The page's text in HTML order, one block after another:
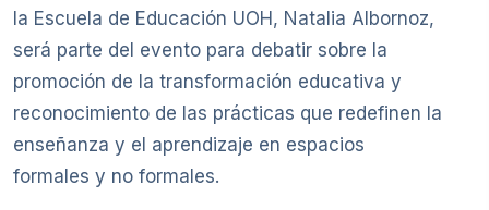
la Escuela de Educación UOH, Natalia Albornoz,
será parte del evento para debatir sobre la
promoción de la transformación educativa y
reconocimiento de las prácticas que redefinen la
enseñanza y el aprendizaje en espacios
formales y no formales.